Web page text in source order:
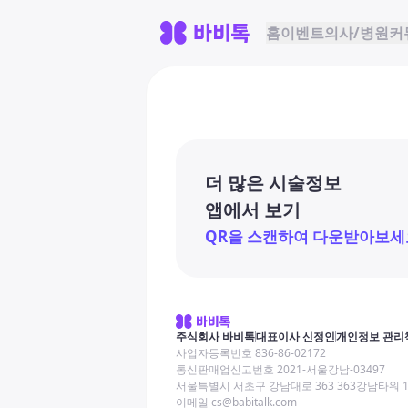
홈이벤트의사/병원커
더 많은 시술정보
앱에서 보기
QR을 스캔하여 다운받아보세
주식회사 바비톡대표이사 신정인개인정보 관리
사업자등록번호 836-86-02172
통신판매업신고번호 2021-서울강남-03497
서울특별시 서초구 강남대로 363 363강남타워
이메일 cs@babitalk.com